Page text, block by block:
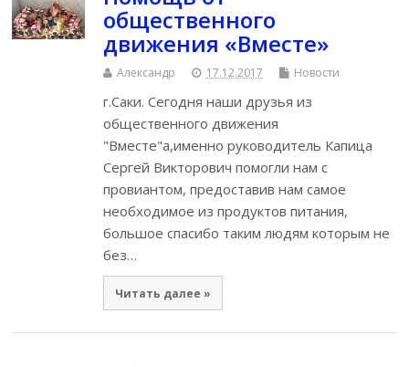
общественного
движения «Вместе»
Александр 17.12.2017 Новости
г.Саки. Сегодня наши друзья из
общественного движения
"Вместе"а,именно руководитель Капица
Сергей Викторович помогли нам с
провиантом, предоставив нам самое
необходимое из продуктов питания,
большое спасибо таким людям которым не
без…
Читать далее »